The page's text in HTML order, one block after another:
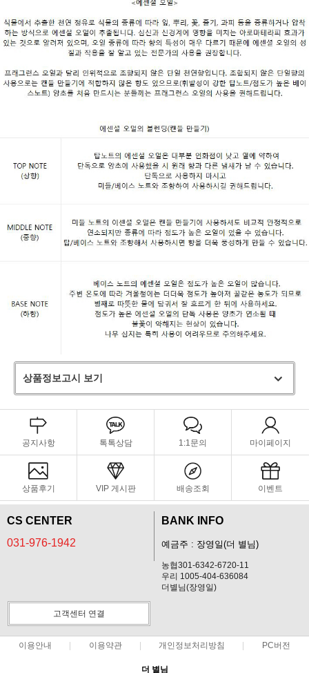
상품정보고시 보기
공지사항 톡톡상담 1:1문의 마이페이지
상품후기 VIP 게시판 배송조회 이벤트
CS CENTER
031-976-1942
BANK INFO
예금주 : 장영일(더 별님)
농협301-6342-6720-11
우리 1005-404-636084
더별님(장영일)
고객센터 연결
이용안내 이용약관 개인정보처리방침 PC버전
더 별님